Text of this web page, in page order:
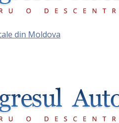
din Moldova